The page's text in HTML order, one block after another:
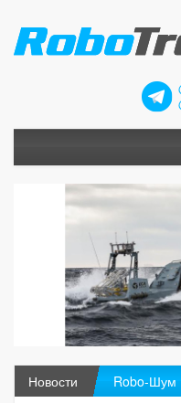
Новости Robo-Шум